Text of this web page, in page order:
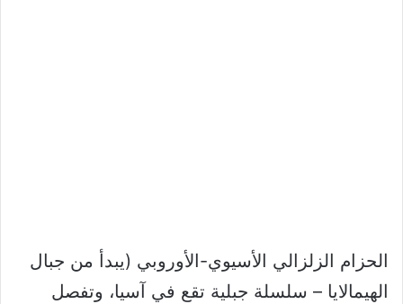
الحزام الزلزالي الأسيوي-الأوروبي (يبدأ من جبال
الهيمالايا – سلسلة جبلية تقع في آسيا، وتفصل